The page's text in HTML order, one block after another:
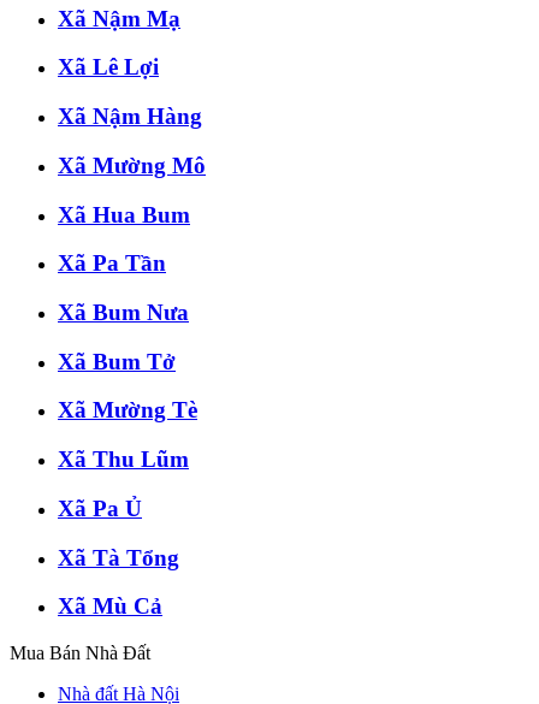
Xã Nậm Mạ
Xã Lê Lợi
Xã Nậm Hàng
Xã Mường Mô
Xã Hua Bum
Xã Pa Tần
Xã Bum Nưa
Xã Bum Tở
Xã Mường Tè
Xã Thu Lũm
Xã Pa Ủ
Xã Tà Tổng
Xã Mù Cả
Mua Bán Nhà Đất
Nhà đất Hà Nội